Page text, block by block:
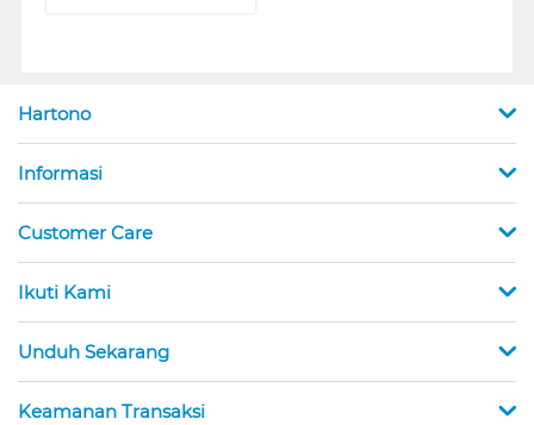
Hartono
Informasi
Customer Care
Ikuti Kami
Unduh Sekarang
Keamanan Transaksi